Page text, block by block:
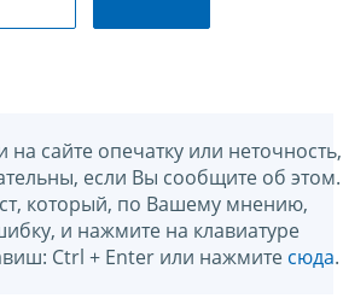
на сайте опечатку или неточность,
если Вы сообщите об этом.
который, по Вашему мнению,
и нажмите на клавиатуре
Ctrl + Enter или нажмите сюда.